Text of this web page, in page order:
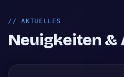
//AKTUELLES
Neuigkeiten &